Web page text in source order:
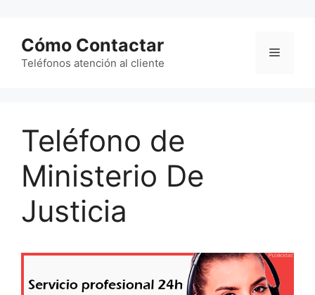
contenido
Cómo Contactar
Teléfonos atención al cliente
Menú
Teléfono de
Ministerio De
Justicia